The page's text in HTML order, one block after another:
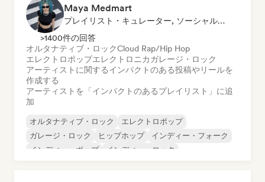
Maya Medmart
プレイリスト・キュレーター, ソーシャルメディアインフルエンサー
>1400件の回答
オルタナティブ・ロックCloud Rap/Hip Hop
エレクトロポップエレクトロニカガレージ・ロック
アーティストに関するインパクトのある投稿やリールを
作成する
アーティストを「インパクトのあるプレイリスト」に追
加
オルタナティブ・ロック
エレクトロポップ
ガレージ・ロック
ヒップホップ
インディー・フォーク
インディー・ポップ
インディー・ロック